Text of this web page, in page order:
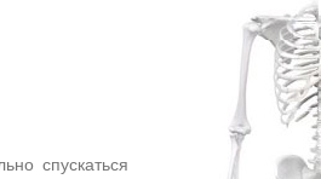
спускаться